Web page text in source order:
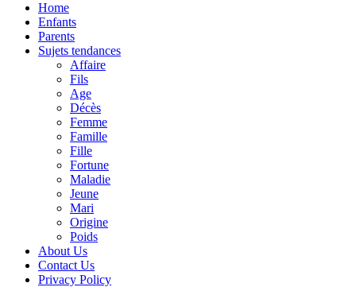
Home
Enfants
Parents
Sujets tendances
Affaire
Fils
Age
Décès
Femme
Famille
Fille
Fortune
Maladie
Jeune
Mari
Origine
Poids
About Us
Contact Us
Privacy Policy